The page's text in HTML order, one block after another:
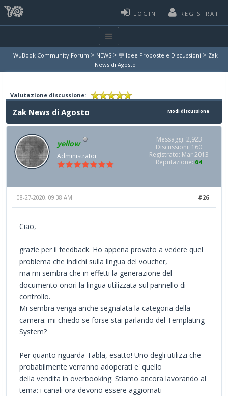
LOGIN REGISTRATI
WuBook Community Forum > NEWS > 💬 Idee Proposte e Discussioni > Zak
News di Agosto
Valutazione discussione:
Modi discussione
Zak News di Agosto
yellow
Administrator
Messaggi: 2,923
Discussioni: 160
Registrato: Mar 2013
Reputazione: 64
#26
08-27-2020, 09:38 AM
Ciao,
grazie per il feedback. Ho appena provato a vedere quel
problema che indichi sulla lingua del voucher,
ma mi sembra che in effetti la generazione del
documento onori la lingua utilizzata sul pannello di
controllo.
Mi sembra venga anche segnalata la categoria della
camera: mi chiedo se forse stai parlando del Templating
System?
Per quanto riguarda Tabla, esatto! Uno degli utilizzi che
probabilmente verranno adoperati e' quello
della vendita in overbooking. Stiamo ancora lavorando al
tema: i canali ora devono essere aggiornati